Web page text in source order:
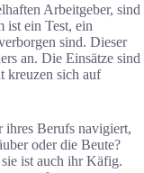
Arbeitgeber, sind
ist ein Test, ein
sind. Dieser
an. Die Einsätze sind
kreuzen sich auf
ihres Berufs navigiert,
oder die Beute?
ist auch ihr Käfig.